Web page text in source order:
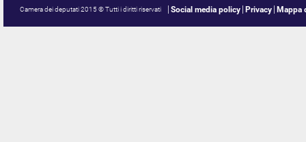
Camera dei deputati 2015 © Tutti i diritti riservati Social media policy Privacy Mappa